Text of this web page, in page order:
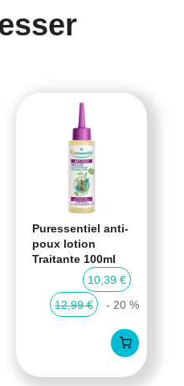
Puressentiel anti-
poux lotion
Traitante 100ml
10,39 €
12,99 €
- 20 %